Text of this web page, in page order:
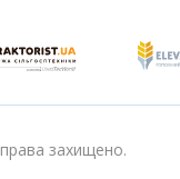
захищено.